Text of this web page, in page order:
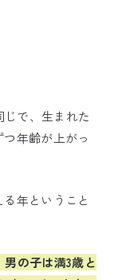
で、生まれた
年齢が上がっ
年ということ
の子は満3歳と